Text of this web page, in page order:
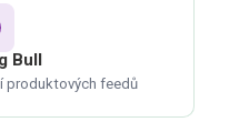
Bull
produktových feedů